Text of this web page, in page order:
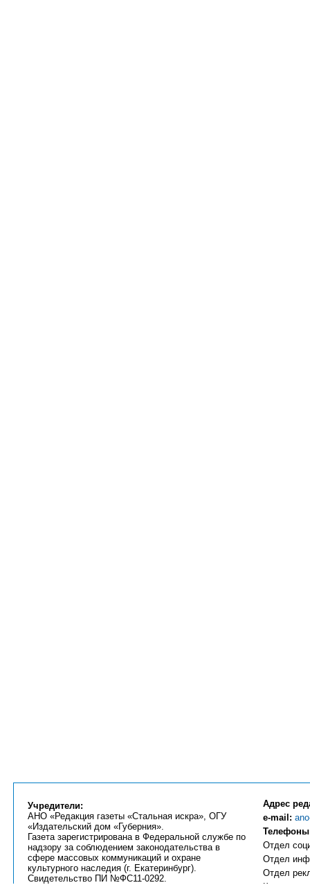
Учредители:
АНО «Редакция газеты «Стальная искра», ОГУ
«Издательский дом «Губерния».
Газета зарегистрирована в Федеральной службе по
надзору за соблюдением законодательства в
сфере массовых коммуникаций и охране
культурного наследия (г. Екатеринбург).
Свидетельство ПИ №ФС11-0292.
Адрес
e-mail:
Отдел
Отдел
Отдел